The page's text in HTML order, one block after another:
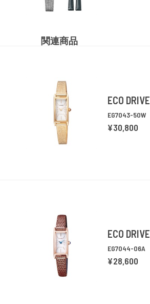
関連商品
ECO DRIVE
EG7043-50W
¥30,800
ECO DRIVE
EG7044-06A
¥28,600